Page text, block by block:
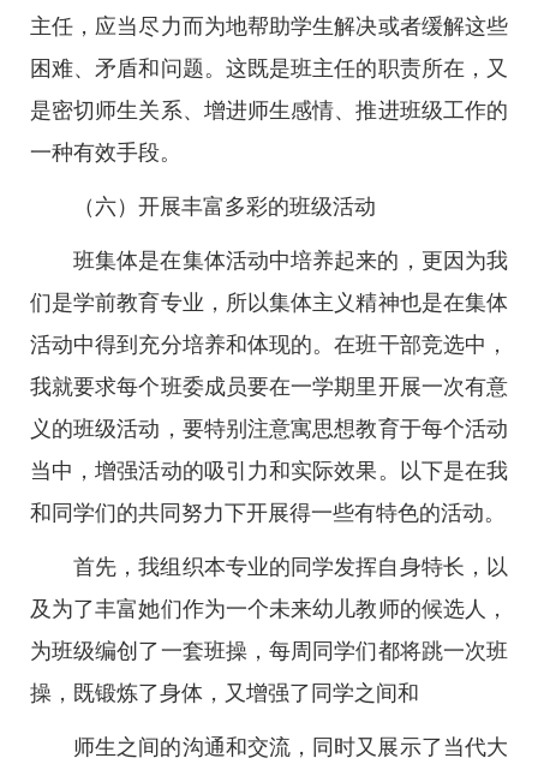
主任，应当尽力而为地帮助学生解决或者缓解这些
困难、矛盾和问题。这既是班主任的职责所在，又
是密切师生关系、增进师生感情、推进班级工作的
一种有效手段。
（六）开展丰富多彩的班级活动
班集体是在集体活动中培养起来的，更因为我
们是学前教育专业，所以集体主义精神也是在集体
活动中得到充分培养和体现的。在班干部竞选中，
我就要求每个班委成员要在一学期里开展一次有意
义的班级活动，要特别注意寓思想教育于每个活动
当中，增强活动的吸引力和实际效果。以下是在我
和同学们的共同努力下开展得一些有特色的活动。
首先，我组织本专业的同学发挥自身特长，以
及为了丰富她们作为一个未来幼儿教师的候选人，
为班级编创了一套班操，每周同学们都将跳一次班
操，既锻炼了身体，又增强了同学之间和
师生之间的沟通和交流，同时又展示了当代大